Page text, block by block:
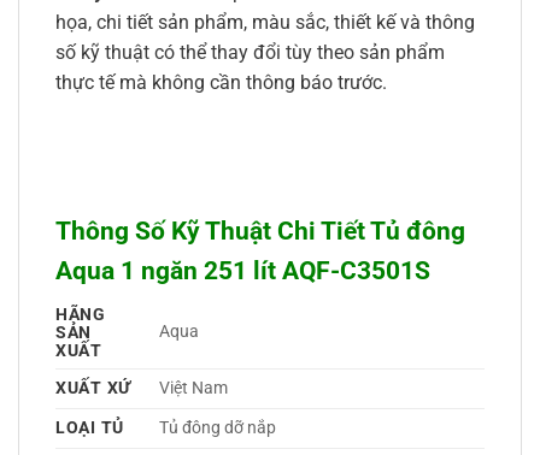
họa, chi tiết sản phẩm, màu sắc, thiết kế và thông
số kỹ thuật có thể thay đổi tùy theo sản phẩm
thực tế mà không cần thông báo trước.
Thông Số Kỹ Thuật Chi Tiết Tủ đông
Aqua 1 ngăn 251 lít AQF-C3501S
HÃNG
SẢN
XUẤT
Aqua
XUẤT XỨ
Việt Nam
LOẠI TỦ
Tủ đông dỡ nắp